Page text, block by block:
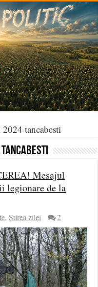
tancabesti
Mesajul
legionare de la
,Știrea zilei 2